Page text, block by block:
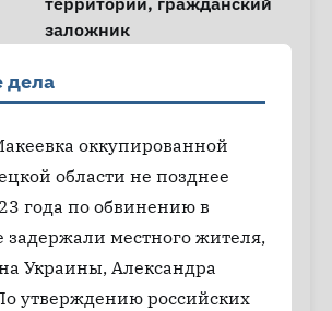
заложник
дела
оккупированной
области не позднее
года по обвинению в
местного жителя,
Украины, Александра
утверждению российских